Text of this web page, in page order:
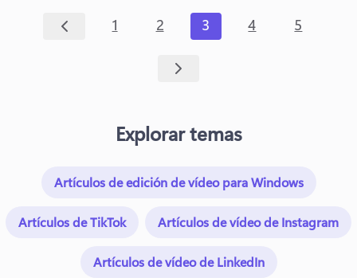
1 2 3 4 5
Explorar temas
Artículos de edición de vídeo para Windows
Artículos de TikTok Artículos de vídeo de Instagram
Artículos de vídeo de LinkedIn